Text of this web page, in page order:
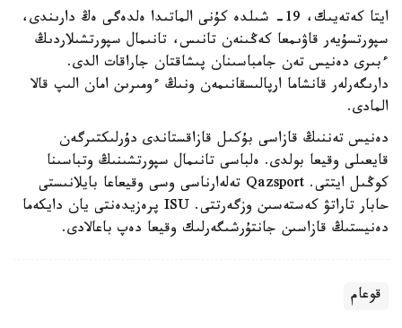
ايتا كەتەيىك، 19- شىلدە كۇنى الماتىدا ەلدەگى ەڭ دارىندى،
سپورتسۇيەر قاۋىمعا كەڭىنەن تانىس، تانىمال سپورتشىلاردىڭ
ءبىرى دەنيس تەن جامباسىنان پىشاقتان جاراقات الدى.
دارىگەرلەر قانشاما ارپالىسقانىمەن ونىڭ ءومىرىن امان الىپ قالا
المادى.
دەنيس تەننىڭ قازاسى بۇكىل قازاقستاندى دۇرلىكتىرگەن
قايعىلى وقيعا بولدى. ەلباسى تانىمال سپورتشىنىڭ وتباسىنا
كوڭىل ايتتى. Qazsport تەلەارناسى وسى وقيعاعا بايلانىستى
حابار تاراتۋ كەستەسىن وزگەرتتى. ISU پرەزيدەنتى يان دايكەما
دەنيستىڭ قازاسىن جانتۇرشىگەرلىك وقيعا دەپ باعالادى.
قوعام